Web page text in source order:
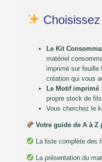
Le Kit
matériel
imprimé sur feuille
création qui vous
Le Motif imprimé :
propre stock de
Vous cherchez le
Votre guide de A à Z
La liste complète des
La présentation du